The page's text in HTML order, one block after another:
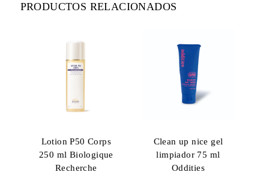
PRODUCTOS RELACIONADOS
Lotion P50 Corps
250 ml Biologique
Recherche
Clean up nice gel
limpiador 75 ml
Oddities